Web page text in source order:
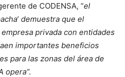
de CODENSA, “el
’ demuestra que el
privada con entidades
importantes beneficios
para las zonas del área de
opera”.